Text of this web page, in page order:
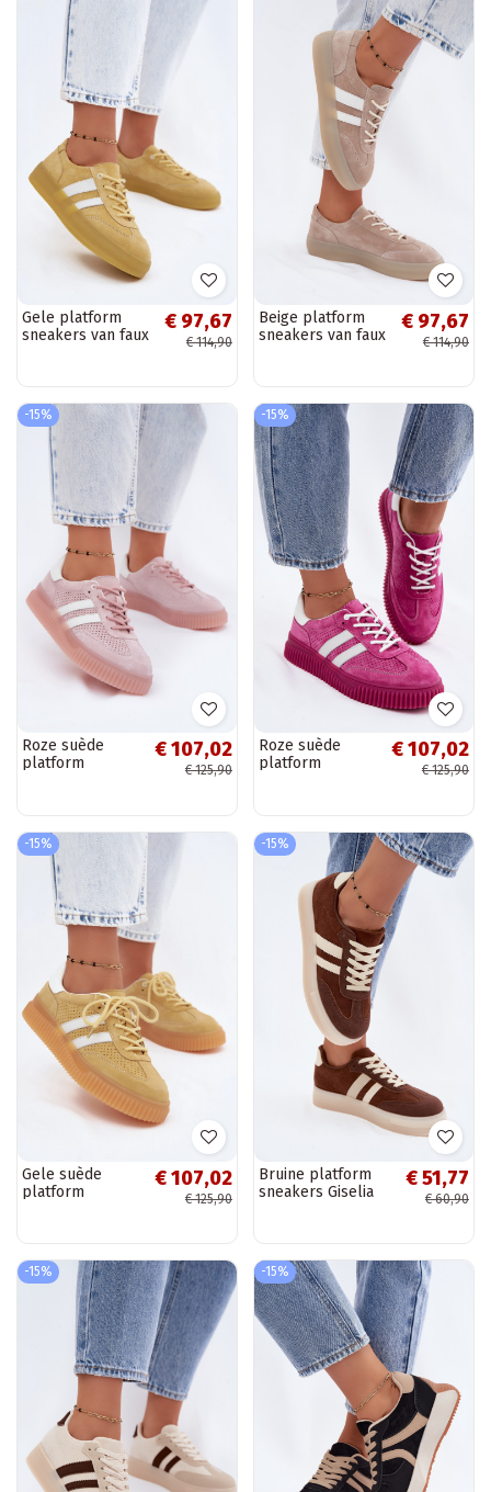
Gele platform
sneakers van faux
€ 97,67
€ 114,90
Beige platform
sneakers van faux
€ 97,67
€ 114,90
-15%
Roze suède
platform
€ 107,02
€ 125,90
-15%
Roze suède
platform
€ 107,02
€ 125,90
-15%
Gele suède
platform
€ 107,02
€ 125,90
-15%
Bruine platform
sneakers Giselia
€ 51,77
€ 60,90
-15% -15%